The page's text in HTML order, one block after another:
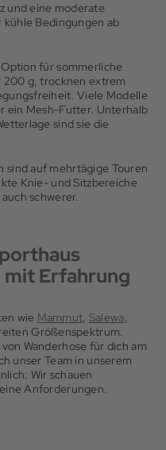
und eine moderate
kühle Bedingungen ab
für sommerliche
g, trocknen extrem
Viele Modelle
ein Mesh-Futter. Unterhalb
sind sie die
sind auf mehrtägige Touren
Knie- und Sitzbereiche
schwerer.
Erfahrung
wie Mammut, Salewa,
Größenspektrum.
Wanderhose für dich am
unser Team in unserem
Wir schauen
Anforderungen.